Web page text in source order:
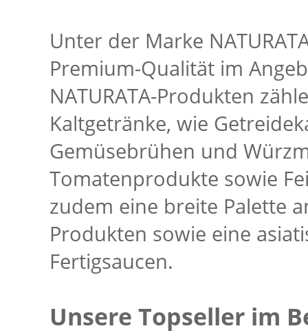
Unter der Marke
Premium-Qualität im
NATURATA-Produkten
Kaltgetränke, wie
Gemüsebrühen und
Tomatenprodukte sowie
zudem eine breite Palette
Produkten sowie eine
Fertigsaucen.
Unsere Topseller im